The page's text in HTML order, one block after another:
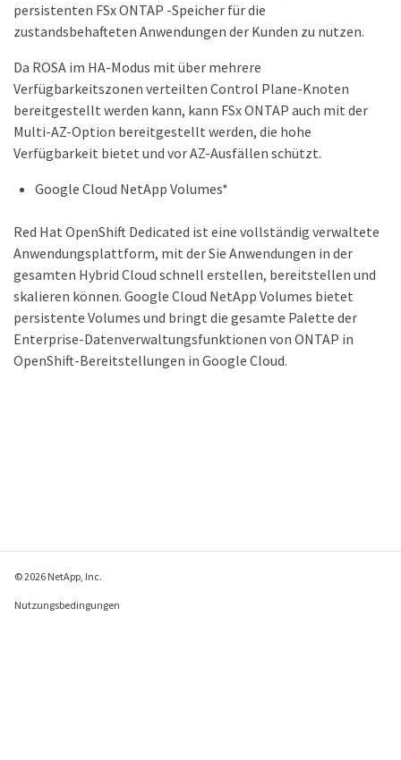
persistenten FSx ONTAP -Speicher für die
zustandsbehafteten Anwendungen der Kunden zu nutzen.
Da ROSA im HA-Modus mit über mehrere
Verfügbarkeitszonen verteilten Control Plane-Knoten
bereitgestellt werden kann, kann FSx ONTAP auch mit der
Multi-AZ-Option bereitgestellt werden, die hohe
Verfügbarkeit bietet und vor AZ-Ausfällen schützt.
Google Cloud NetApp Volumes*
Red Hat OpenShift Dedicated ist eine vollständig verwaltete
Anwendungsplattform, mit der Sie Anwendungen in der
gesamten Hybrid Cloud schnell erstellen, bereitstellen und
skalieren können. Google Cloud NetApp Volumes bietet
persistente Volumes und bringt die gesamte Palette der
Enterprise-Datenverwaltungsfunktionen von ONTAP in
OpenShift-Bereitstellungen in Google Cloud.
© 2026 NetApp, Inc.
Nutzungsbedingungen